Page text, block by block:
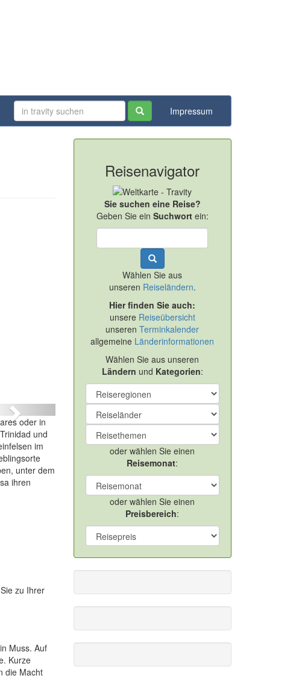
Impressum
Next
oder in
und
im
unter dem
ihren
zu Ihrer
Muss. Auf
Kurze
die Macht
Reisenavigator
Sie suchen eine Reise?
Geben Sie ein Suchwortein:
Wählen Sie aus
unseren Reiseländern.
Hier finden Sie auch:
unsere Reiseübersicht
unserenTerminkalender
allgemeine Länderinformationen
Wählen Sie aus unseren
Ländern und Kategorien:
oder wählen Sie einen
Reisemonat:
oder wählen Sie einen
Preisbereich: